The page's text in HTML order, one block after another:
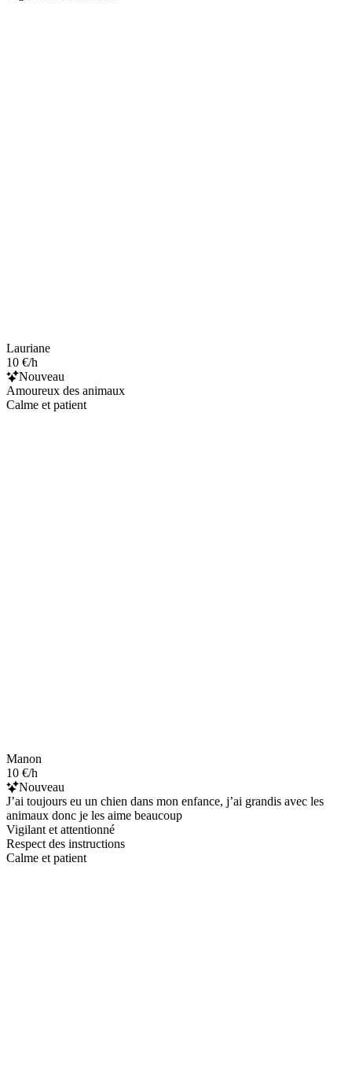
Lauriane
10 €/h
Nouveau
Amoureux des animaux
Calme et patient
Manon
10 €/h
Nouveau
J’ai toujours eu un chien dans mon enfance, j’ai grandis avec les
animaux donc je les aime beaucoup
Vigilant et attentionné
Respect des instructions
Calme et patient